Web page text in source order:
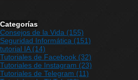
Categorías
Consejos de la Vida (155)
Seguridad Informática (151)
tutorial IA (14)
Tutoriales de Facebook (32)
Tutoriales de Instagram (23)
Tutoriales de Telegram (11)